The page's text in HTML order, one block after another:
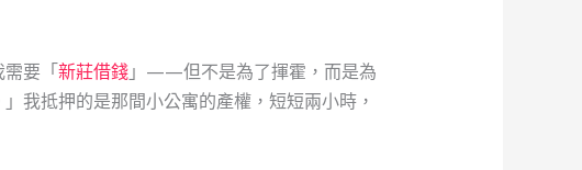
需要「新莊借錢」——但不是為了揮霍，而是為
我抵押的是那間小公寓的產權，短短兩小時，